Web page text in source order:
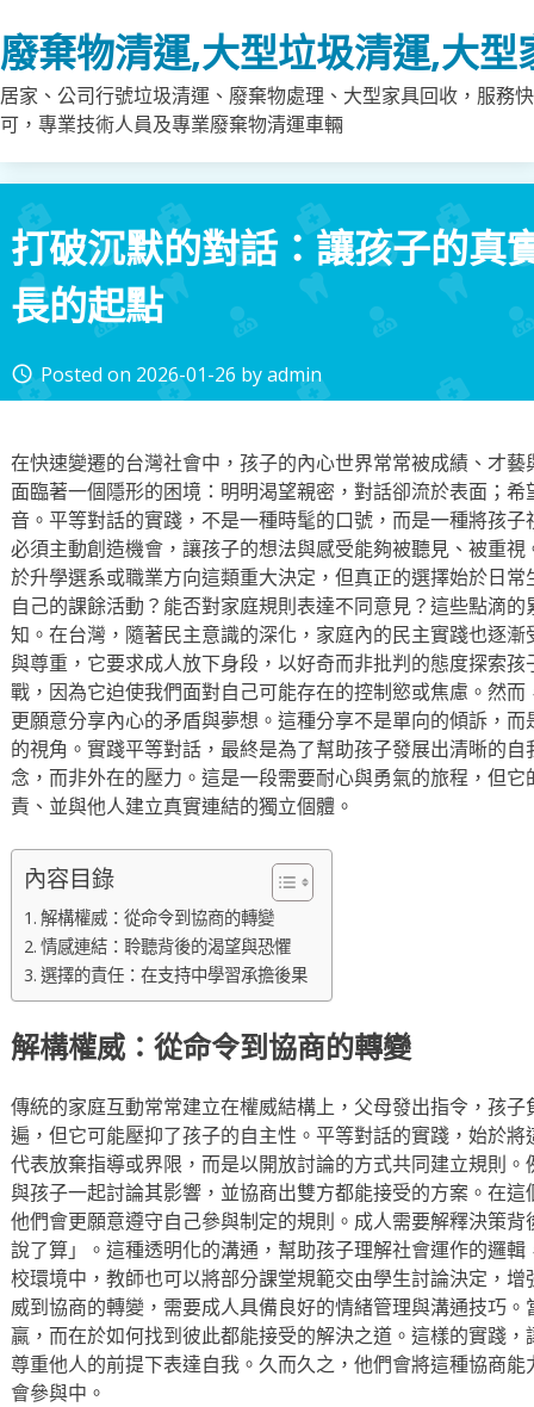
to
content
廢棄物清運,大型垃圾清運,大
居家、公司行號垃圾清運、廢棄物處理、大型家具回收，服務
可，專業技術人員及專業廢棄物清運車輛
打破沉默的對話：讓孩子的真
長的起點
access_time Posted on 2026-01-26 byadmin
在快速變遷的台灣社會中，孩子的內心世界常常被成績、才
面臨著一個隱形的困境：明明渴望親密，對話卻流於表面；
音。平等對話的實踐，不是一種時髦的口號，而是一種將孩
必須主動創造機會，讓孩子的想法與感受能夠被聽見、被重
於升學選系或職業方向這類重大決定，但真正的選擇始於日
自己的課餘活動？能否對家庭規則表達不同意見？這些點滴
知。在台灣，隨著民主意識的深化，家庭內的民主實踐也逐
與尊重，它要求成人放下身段，以好奇而非批判的態度探索
戰，因為它迫使我們面對自己可能存在的控制慾或焦慮。然
更願意分享內心的矛盾與夢想。這種分享不是單向的傾訴，
的視角。實踐平等對話，最終是為了幫助孩子發展出清晰的
念，而非外在的壓力。這是一段需要耐心與勇氣的旅程，但
責、並與他人建立真實連結的獨立個體。
內容目錄
解構權威：從命令到協商的轉變
情感連結：聆聽背後的渴望與恐懼
選擇的責任：在支持中學習承擔後果
解構權威：從命令到協商的轉變
傳統的家庭互動常常建立在權威結構上，父母發出指令，孩
遍，但它可能壓抑了孩子的自主性。平等對話的實踐，始於
代表放棄指導或界限，而是以開放討論的方式共同建立規則
與孩子一起討論其影響，並協商出雙方都能接受的方案。在
他們會更願意遵守自己參與制定的規則。成人需要解釋決策
說了算」。這種透明化的溝通，幫助孩子理解社會運作的邏
校環境中，教師也可以將部分課堂規範交由學生討論決定，
威到協商的轉變，需要成人具備良好的情緒管理與溝通技巧
贏，而在於如何找到彼此都能接受的解決之道。這樣的實踐
尊重他人的前提下表達自我。久而久之，他們會將這種協商
會參與中。